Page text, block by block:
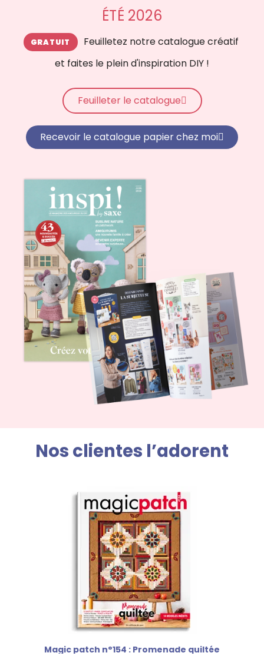
ÉTÉ 2026
Feuilletez notre catalogue créatif
et faites le plein d'inspiration DIY !
Feuilleter le catalogue
Recevoir le catalogue papier chez moi
Nos clientes l’adorent
Magic patch n°154 : Promenade quiltée